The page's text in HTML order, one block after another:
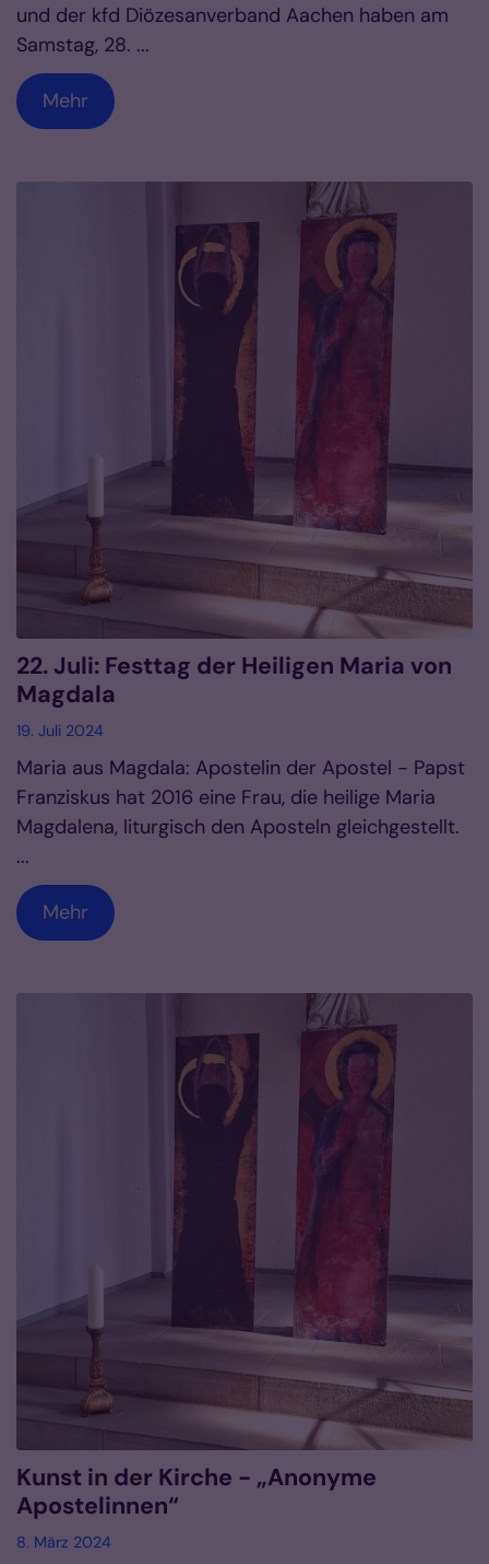
und der kfd Diözesanverband Aachen haben am
Samstag, 28. ...
Mehr
22. Juli: Festtag der Heiligen Maria von
Magdala
19. Juli 2024
Maria aus Magdala: Apostelin der Apostel - Papst
Franziskus hat 2016 eine Frau, die heilige Maria
Magdalena, liturgisch den Aposteln gleichgestellt.
...
Mehr
Kunst in der Kirche - „Anonyme
Apostelinnen“
8. März 2024